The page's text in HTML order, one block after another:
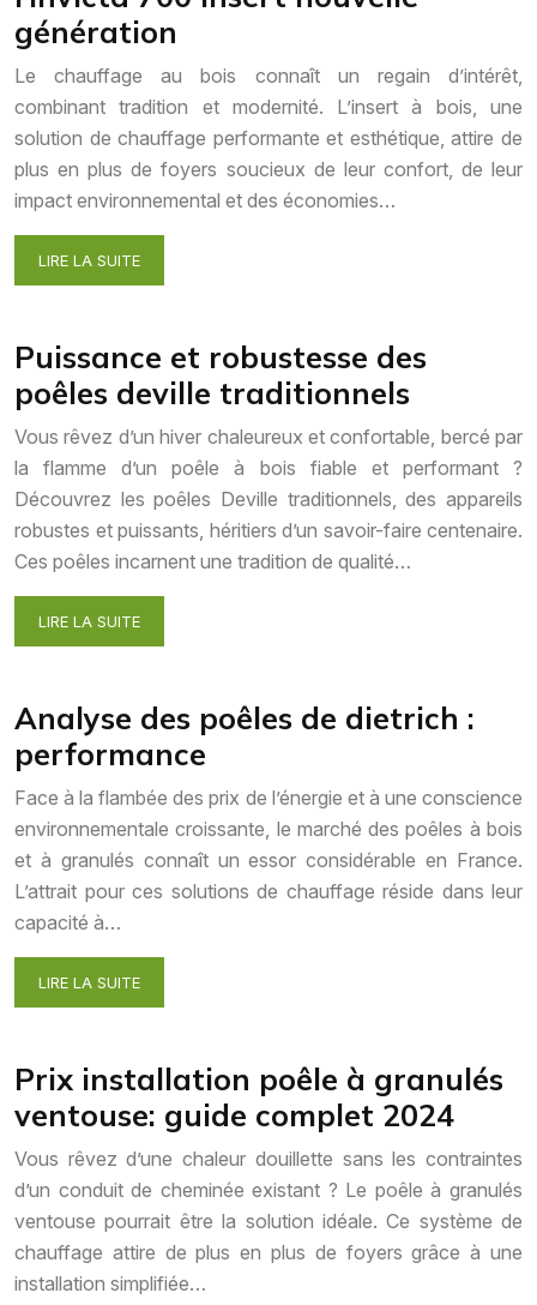
génération
Le chauffage au bois connaît un regain d’intérêt,
combinant tradition et modernité. L’insert à bois, une
solution de chauffage performante et esthétique, attire de
plus en plus de foyers soucieux de leur confort, de leur
impact environnemental et des économies…
LIRE LA SUITE
Puissance et robustesse des
poêles deville traditionnels
Vous rêvez d’un hiver chaleureux et confortable, bercé par
la flamme d’un poêle à bois fiable et performant ?
Découvrez les poêles Deville traditionnels, des appareils
robustes et puissants, héritiers d’un savoir-faire centenaire.
Ces poêles incarnent une tradition de qualité…
LIRE LA SUITE
Analyse des poêles de dietrich :
performance
Face à la flambée des prix de l’énergie et à une conscience
environnementale croissante, le marché des poêles à bois
et à granulés connaît un essor considérable en France.
L’attrait pour ces solutions de chauffage réside dans leur
capacité à…
LIRE LA SUITE
Prix installation poêle à granulés
ventouse: guide complet 2024
Vous rêvez d’une chaleur douillette sans les contraintes
d’un conduit de cheminée existant ? Le poêle à granulés
ventouse pourrait être la solution idéale. Ce système de
chauffage attire de plus en plus de foyers grâce à une
installation simplifiée…